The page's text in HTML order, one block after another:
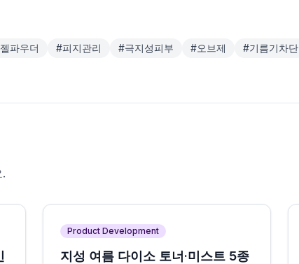
젤파우더 #피지관리 #극지성피부 #오브제 #기름기차단
Product Development
지성 여름 다이소 토너·미스트 5종